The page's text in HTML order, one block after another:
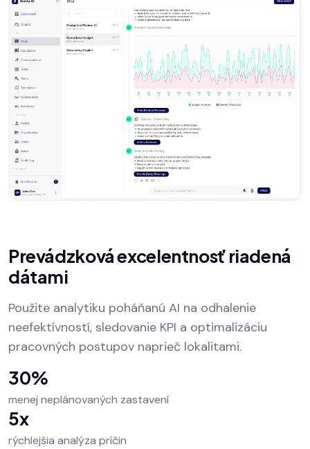
Prevádzková excelentnosť riadená
dátami
Použite analytiku poháňanú AI na odhalenie
neefektívností, sledovanie KPI a optimalizáciu
pracovných postupov naprieč lokalitami.
30%
menej neplánovaných zastavení
5x
rýchlejšia analýza príčin